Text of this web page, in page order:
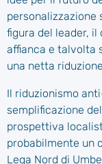
personalizzazione
figura del leader,
affianca e talvolta
una netta
Il riduzionismo
semplificazione
prospettiva
probabilmente un
Lega Nord di